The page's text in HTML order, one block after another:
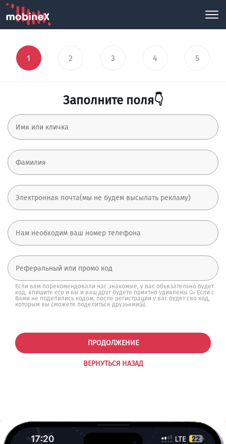
1 2 3 4 5
Заполните поля👇
Если вам порекомендовали нас знакомые, у вас обьязательно будет
код, впишите его и вы и ваш друг будете приятно удивлены 🥳 Если с
Вами не поделились кодом, после регистрации у вас будет сво код,
которым вы сможете поделиться друзьями🤗
ВЕРНУТЬСЯ НАЗАД
ПРОДОЛЖЕНИЕ